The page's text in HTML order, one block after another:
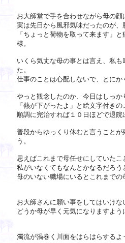
お大師堂で手を合わせながら母の
実は先日から風邪気味だったのが
「ちょっと荷物を取って来ます」
様。
いくら気丈な母の事とは言え、私
た。
仕事のことは心配しないで、とに
やっと観念したのか、今日はしっ
「熱が下がったよ」と絵文字付き
順調に完治すれば１０日ほどで退
普段からゆっくり休むと言うこと
う。
思えばこれまで母任せにしていた
私がいなくてもなんとかなるだろ
母のいない職場にいるとこれまで
お大師さんに願い事をしてはいけ
どうか母が早く元気になりますよ
濁流が渦巻く川面をはらはらする